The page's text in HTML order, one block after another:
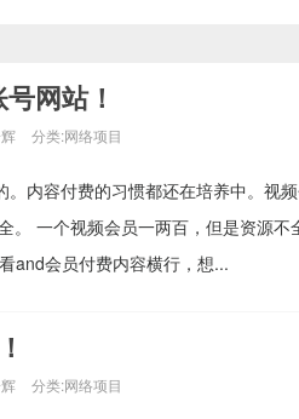
网站！
分类:网络项目
内容付费的习惯都还在培养中。视
。 一个视频会员一两百，但是资源
and会员付费内容横行，想...
分类:网络项目